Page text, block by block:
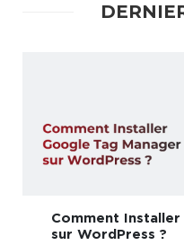
Comment Installer
sur WordPress ?